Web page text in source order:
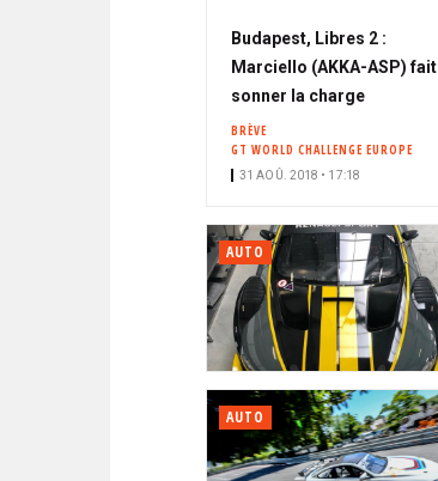
Budapest, Libres 2 :
Marciello (AKKA-ASP) fait
sonner la charge
BRÈVE
GT WORLD CHALLENGE EUROPE
31 AOÛ. 2018 • 17:18
AUTO
AUTO